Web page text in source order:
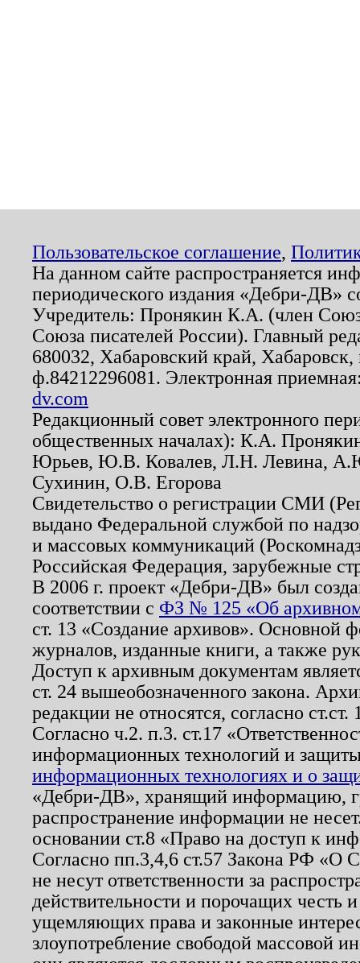
Пользовательское соглашение,
На данном сайте распространяется
периодического издания «Дебри-ДВ»
Учредитель: Пронякин К.А. (член
Союза писателей России). Главный
680032, Хабаровский край,
ф.84212296081. Электронная
dv.com
Редакционный совет электронного
общественных началах): К.А.
Юрьев, Ю.В. Ковалев, Л.Н. Левина,
Сухинин, О.В. Егорова
Свидетельство о регистрации СМИ
выдано Федеральной службой по
и массовых коммуникаций
Российская Федерация, зарубежные
В 2006 г. проект «Дебри-ДВ» был
соответствии с ФЗ № 125 «Об
ст. 13 «Создание архивов». Основной
журналов, изданные книги, а также
Доступ к архивным документам
ст. 24 вышеобозначенного закона.
редакции не относятся, согласно
Согласно ч.2. п.3. ст.17
информационных технологий и
информационных технологиях и о
«Дебри-ДВ», хранящий информацию,
распространение информации не
основании ст.8 «Право на доступ к
Согласно пп.3,4,6 ст.57 Закона РФ «О
не несут ответственности за
действительности и порочащих честь
ущемляющих права и законные
злоупотребление свободой массовой